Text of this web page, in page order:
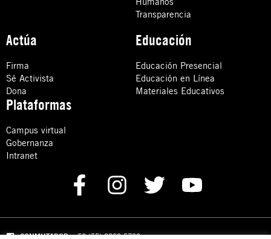
Transparencia
Actúa
Firma
Sé Activista
Dona
Educación
Educación Presencial
Educación en Línea
Materiales Educativos
Plataformas
Campus virtual
Gobernanza
Intranet
CONMUTADOR: +52 (55) 8880 5730